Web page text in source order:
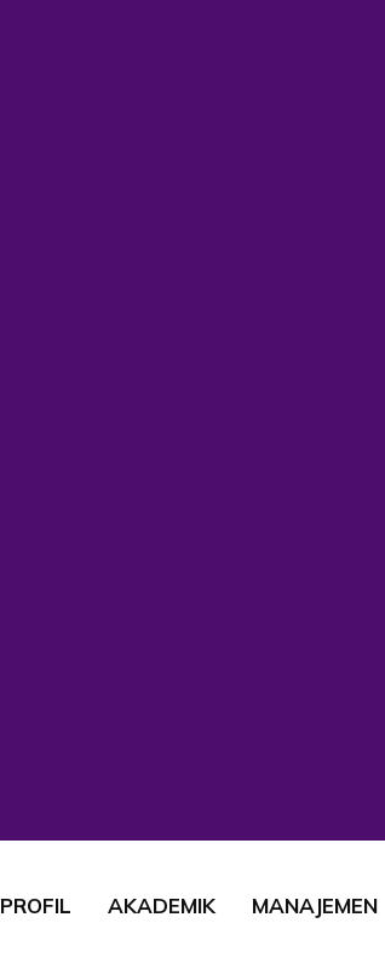
PROFIL AKADEMIK MANAJEMEN